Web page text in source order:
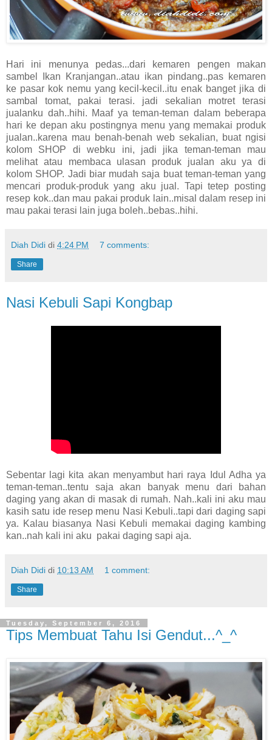
Hari ini menunya pedas...dari kemaren pengen makan
sambel Ikan Kranjangan..atau ikan pindang..pas kemaren
ke pasar kok nemu yang kecil-kecil..itu enak banget jika di
sambal tomat, pakai terasi. jadi sekalian motret terasi
jualanku dah..hihi. Maaf ya teman-teman dalam beberapa
hari ke depan aku postingnya menu yang memakai produk
jualan..karena mau benah-benah web sekalian, buat ngisi
kolom SHOP di webku ini, jadi jika teman-teman mau
melihat atau membaca ulasan produk jualan aku ya di
kolom SHOP. Jadi biar mudah saja buat teman-teman yang
mencari produk-produk yang aku jual. Tapi tetep posting
resep kok..dan mau pakai produk lain..misal dalam resep ini
mau pakai terasi lain juga boleh..bebas..hihi.
Diah Didi di 4:24 PM 7 comments:
Share
Nasi Kebuli Sapi Kongbap
Sebentar lagi kita akan menyambut hari raya Idul Adha ya
teman-teman..tentu saja akan banyak menu dari bahan
daging yang akan di masak di rumah. Nah..kali ini aku mau
kasih satu ide resep menu Nasi Kebuli..tapi dari daging sapi
ya. Kalau biasanya Nasi Kebuli memakai daging kambing
kan..nah kali ini aku pakai daging sapi aja.
Diah Didi di 10:13 AM 1 comment:
Share
Tuesday, September 6, 2016
Tips Membuat Tahu Isi Gendut...^_^